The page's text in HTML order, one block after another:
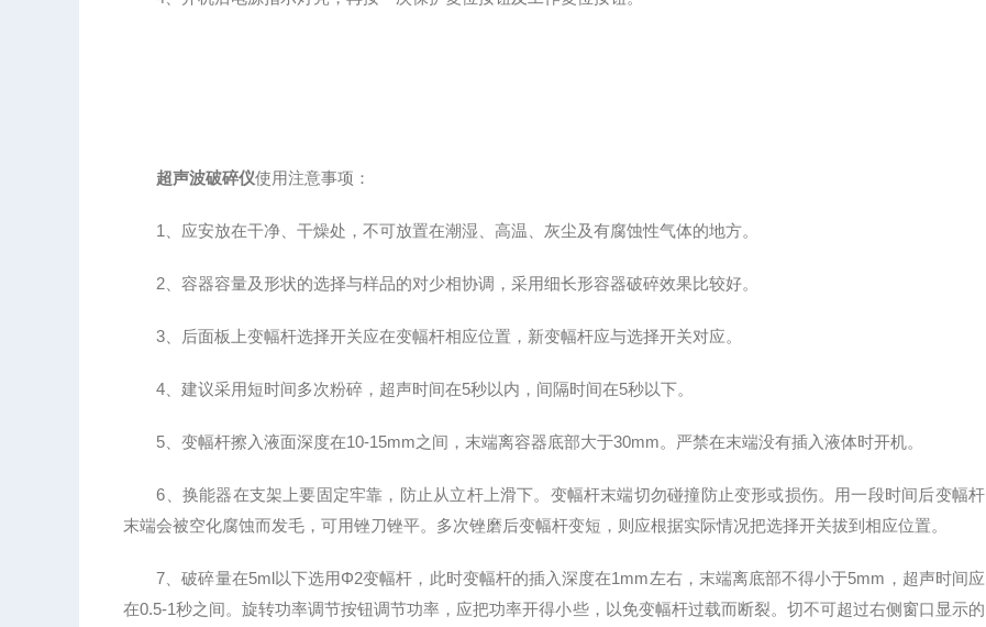
超声波破碎仪使用注意事项：
1、应安放在干净、干燥处，不可放置在潮湿、高温、灰尘及有腐蚀性气体的地方。
2、容器容量及形状的选择与样品的对少相协调，采用细长形容器破碎效果比较好。
3、后面板上变幅杆选择开关应在变幅杆相应位置，新变幅杆应与选择开关对应。
4、建议采用短时间多次粉碎，超声时间在5秒以内，间隔时间在5秒以下。
5、变幅杆擦入液面深度在10-15mm之间，末端离容器底部大于30mm。严禁在末端没有插入液体时开机。
6、换能器在支架上要固定牢靠，防止从立杆上滑下。变幅杆末端切勿碰撞防止变形或损伤。用一段时间后变幅杆
末端会被空化腐蚀而发毛，可用锉刀锉平。多次锉磨后变幅杆变短，则应根据实际情况把选择开关拔到相应位置。
7、破碎量在5ml以下选用Φ2变幅杆，此时变幅杆的插入深度在1mm左右，末端离底部不得小于5mm，超声时间应
在0.5-1秒之间。旋转功率调节按钮调节功率，应把功率开得小些，以免变幅杆过载而断裂。切不可超过右侧窗口显示的